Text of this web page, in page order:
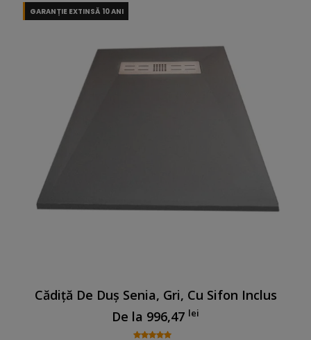
Cădiță De Duș Senia, Gri, Cu Sifon Inclus
De la 996,47 lei